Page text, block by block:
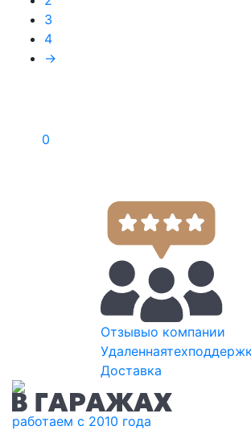
3
4
→
0
Отзывыо компании
Удаленная
Доставка
работаем с 2010 года